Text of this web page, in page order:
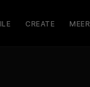
CREATE MEER